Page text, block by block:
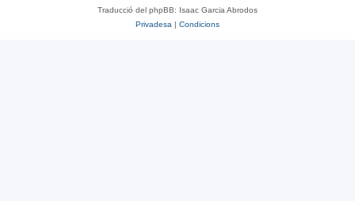
Traducció del phpBB: Isaac Garcia Abrodos
Privadesa
Condicions